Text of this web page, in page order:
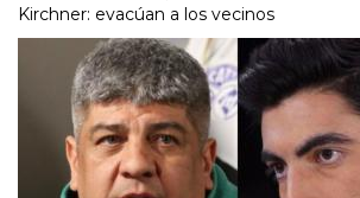
Kirchner: evacúan a los vecinos